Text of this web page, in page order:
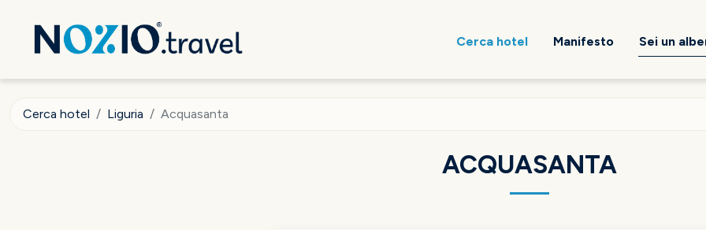
Cerca hotel Manifesto Sei un
Cerca hotel Liguria Acquasanta
ACQUASANTA